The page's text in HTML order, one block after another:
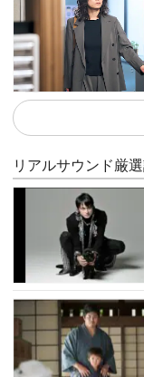
リアルサウンド厳